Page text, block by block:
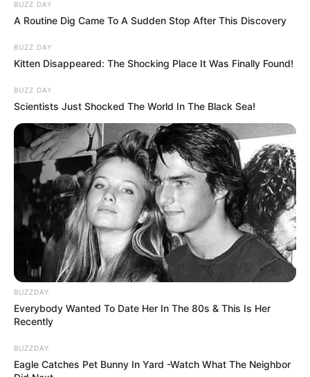
BUZZ DAY
A Routine Dig Came To A Sudden Stop After This Discovery
BUZZ DAY
Kitten Disappeared: The Shocking Place It Was Finally Found!
BUZZ DAY
Scientists Just Shocked The World In The Black Sea!
BUZZDAY
Everybody Wanted To Date Her In The 80s & This Is Her
Recently
BUZZDAY
Eagle Catches Pet Bunny In Yard -Watch What The Neighbor